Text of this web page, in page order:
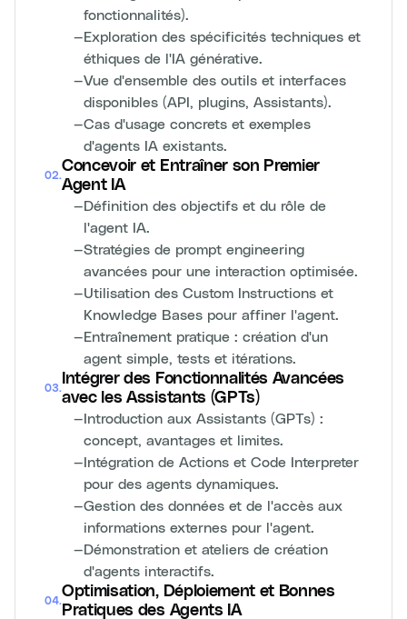
fonctionnalités).
—Exploration des spécificités techniques et
éthiques de l'IA générative.
—Vue d'ensemble des outils et interfaces
disponibles (API, plugins, Assistants).
—Cas d'usage concrets et exemples
d'agents IA existants.
02.
Concevoir et Entraîner son Premier
Agent IA
—Définition des objectifs et du rôle de
l'agent IA.
—Stratégies de prompt engineering
avancées pour une interaction optimisée.
—Utilisation des Custom Instructions et
Knowledge Bases pour affiner l'agent.
—Entraînement pratique : création d'un
agent simple, tests et itérations.
03.
Intégrer des Fonctionnalités Avancées
avec les Assistants (GPTs)
—Introduction aux Assistants (GPTs) :
concept, avantages et limites.
—Intégration de Actions et Code Interpreter
pour des agents dynamiques.
—Gestion des données et de l'accès aux
informations externes pour l'agent.
—Démonstration et ateliers de création
d'agents interactifs.
04.
Optimisation, Déploiement et Bonnes
Pratiques des Agents IA